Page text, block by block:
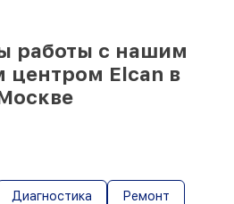
работы с нашим
центром Elcan в
Диагностика Ремонт